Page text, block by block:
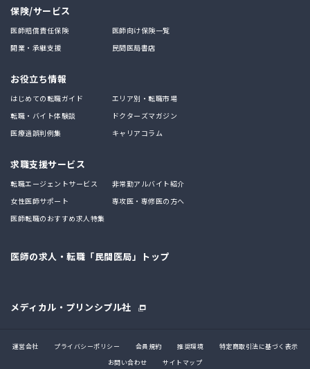
保険/サービス
医師賠償責任保険
医師向け保険一覧
開業・承継支援
民間医局書店
お役立ち情報
はじめての転職ガイド
エリア別・転職市場
転職・バイト体験談
ドクターズマガジン
医療過誤判例集
キャリアコラム
求職支援サービス
転職エージェントサービス
非常勤アルバイト紹介
女性医師サポート
専攻医・専修医の方へ
医師転職のおすすめ求人特集
医師の求人・転職「民間医局」トップ
メディカル・プリンシプル社
運営会社 プライバシーポリシー 会員規約 推奨環境
特定商取引法に基づく表示
お問い合わせ
サイトマップ